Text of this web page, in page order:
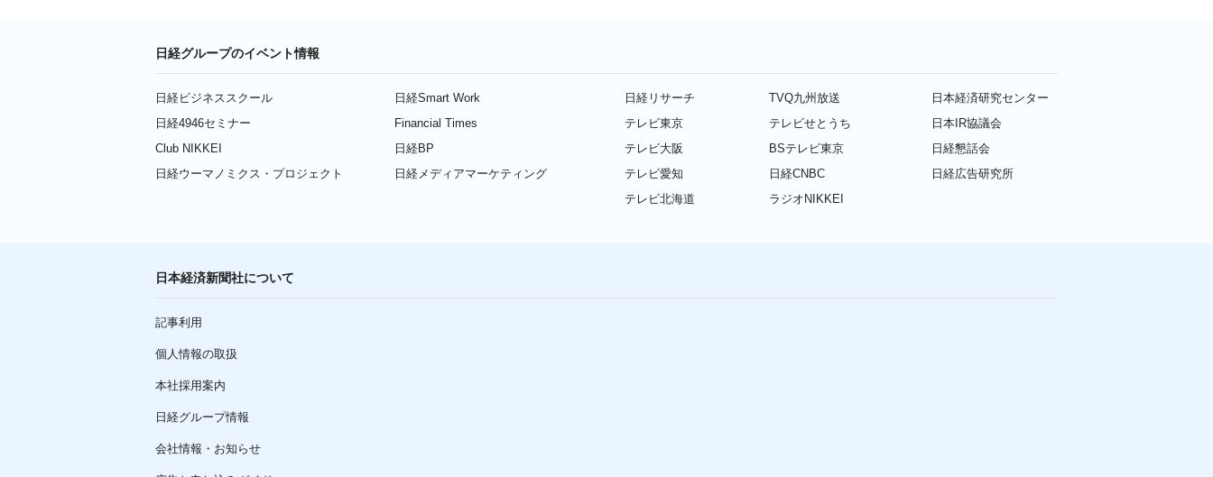
日経グループのイベント情報
日経ビジネススクール
日経4946セミナー
Club NIKKEI
日経ウーマノミクス・プロジェクト
日経Smart Work
Financial Times
日経BP
日経メディアマーケティング
日経リサーチ
テレビ東京
テレビ大阪
テレビ愛知
テレビ北海道
TVQ九州放送
テレビせとうち
BSテレビ東京
日経CNBC
ラジオNIKKEI
日本経済研究センター
日本IR協議会
日経懇話会
日経広告研究所
日本経済新聞社について
記事利用
個人情報の取扱
本社採用案内
日経グループ情報
会社情報・お知らせ